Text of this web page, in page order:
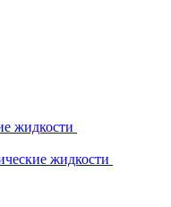
жидкости
жидкости